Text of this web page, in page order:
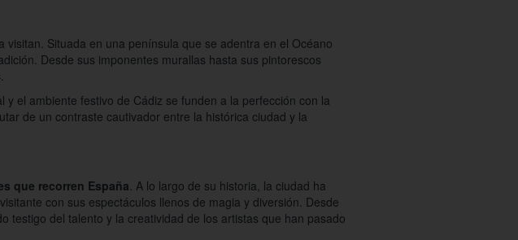
Situada en una península que se adentra en el Océano
Desde sus imponentes murallas hasta sus pintorescos
el ambiente festivo de Cádiz se funden a la perfección con la
de un contraste cautivador entre la histórica ciudad y la
que recorren España. A lo largo de su historia, la ciudad ha
con sus espectáculos llenos de magia y diversión. Desde
testigo del talento y la creatividad de los artistas que han pasado